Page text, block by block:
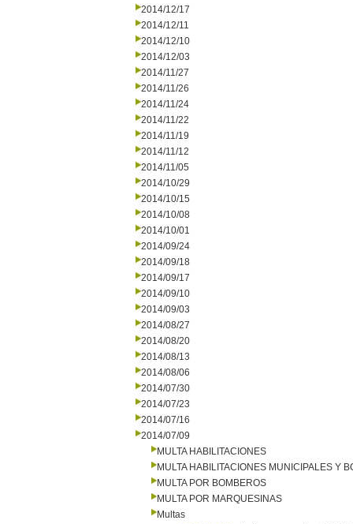
2014/12/17
2014/12/11
2014/12/10
2014/12/03
2014/11/27
2014/11/26
2014/11/24
2014/11/22
2014/11/19
2014/11/12
2014/11/05
2014/10/29
2014/10/15
2014/10/08
2014/10/01
2014/09/24
2014/09/18
2014/09/17
2014/09/10
2014/09/03
2014/08/27
2014/08/20
2014/08/13
2014/08/06
2014/07/30
2014/07/23
2014/07/16
2014/07/09
MULTA HABILITACIONES
MULTA HABILITACIONES MUNICIPALES Y
MULTA POR BOMBEROS
MULTA POR MARQUESINAS
Multas